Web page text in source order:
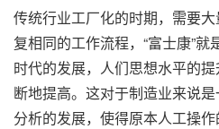
传统行业工厂化的时期，需要
复相同的工作流程，“富士康”
时代的发展，人们思想水平的
断地提高。这对于制造业来说
分析的发展，使得原本人工操